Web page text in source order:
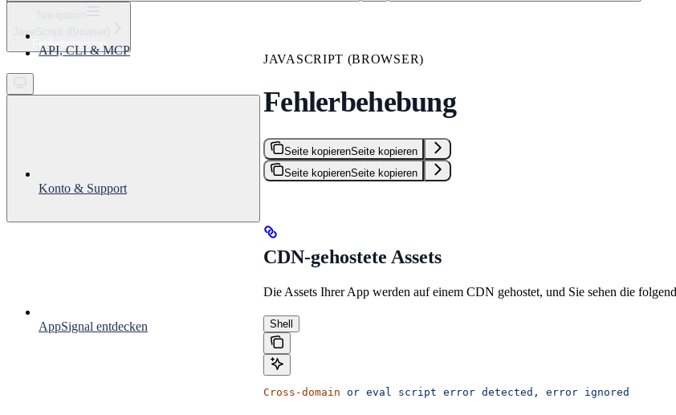
Get started
JavaScript (Browser)
Fehlerbehebung
API, CLI & MCP
Konto & Support
AppSignal entdecken
JAVASCRIPT (BROWSER)
Fehlerbehebung
Seite kopierenSeite kopieren
Seite kopierenSeite kopieren
CDN-gehostete Assets
Die Assets Ihrer App werden auf einem CDN gehostet, und Sie sehen die
Shell
Cross-domain or eval script error detected, error ignored